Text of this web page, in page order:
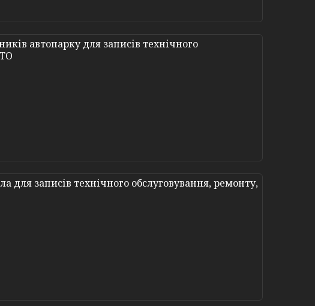
автопарку для записів технічного
для записів технічного обслуговування, ремонту,